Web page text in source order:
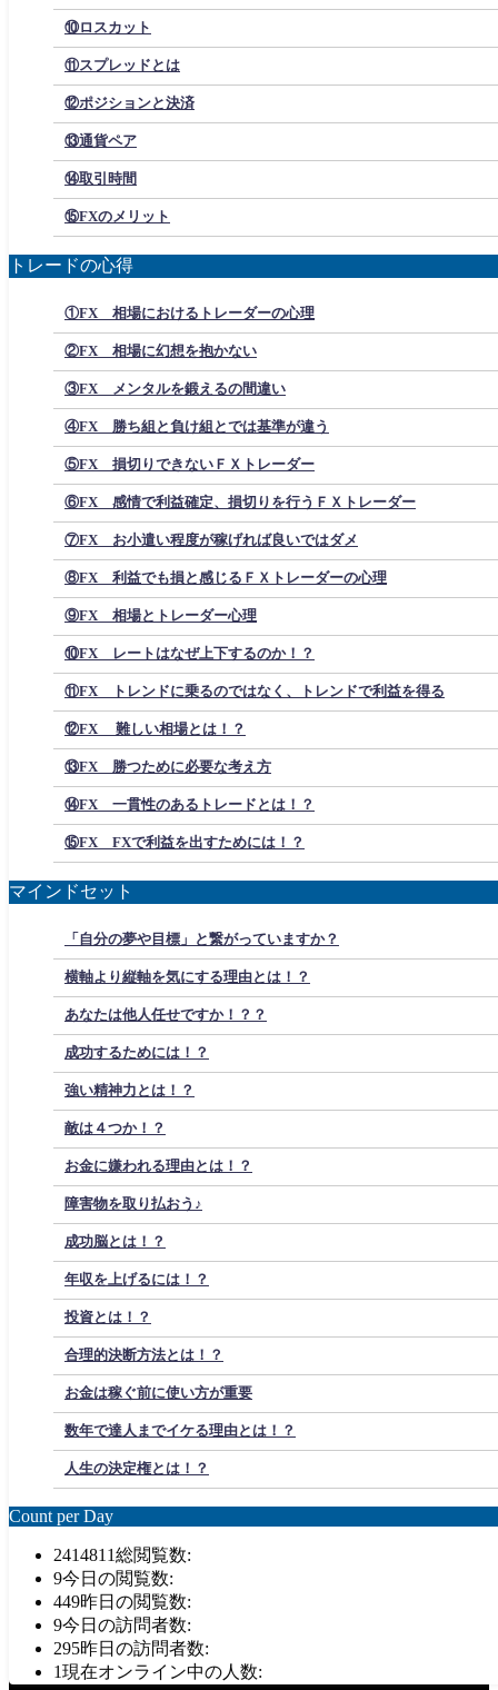
⑩ロスカット
⑪スプレッドとは
⑫ポジションと決済
⑬通貨ペア
⑭取引時間
⑮FXのメリット
トレードの心得
①FX 相場におけるトレーダーの心理
②FX 相場に幻想を抱かない
③FX メンタルを鍛えるの間違い
④FX 勝ち組と負け組とでは基準が違う
⑤FX 損切りできないＦＸトレーダー
⑥FX 感情で利益確定、損切りを行うＦＸトレーダー
⑦FX お小遣い程度が稼げれば良いではダメ
⑧FX 利益でも損と感じるＦＸトレーダーの心理
⑨FX 相場とトレーダー心理
⑩FX レートはなぜ上下するのか！？
⑪FX トレンドに乗るのではなく、トレンドで利益を得る
⑫FX 難しい相場とは！？
⑬FX 勝つために必要な考え方
⑭FX 一貫性のあるトレードとは！？
⑮FX FXで利益を出すためには！？
マインドセット
「自分の夢や目標」と繋がっていますか？
横軸より縦軸を気にする理由とは！？
あなたは他人任せですか！？？
成功するためには！？
強い精神力とは！？
敵は４つか！？
お金に嫌われる理由とは！？
障害物を取り払おう♪
成功脳とは！？
年収を上げるには！？
投資とは！？
合理的決断方法とは！？
お金は稼ぐ前に使い方が重要
数年で達人までイケる理由とは！？
人生の決定権とは！？
Count per Day
2414811総閲覧数:
9今日の閲覧数:
449昨日の閲覧数:
9今日の訪問者数:
295昨日の訪問者数:
1現在オンライン中の人数: